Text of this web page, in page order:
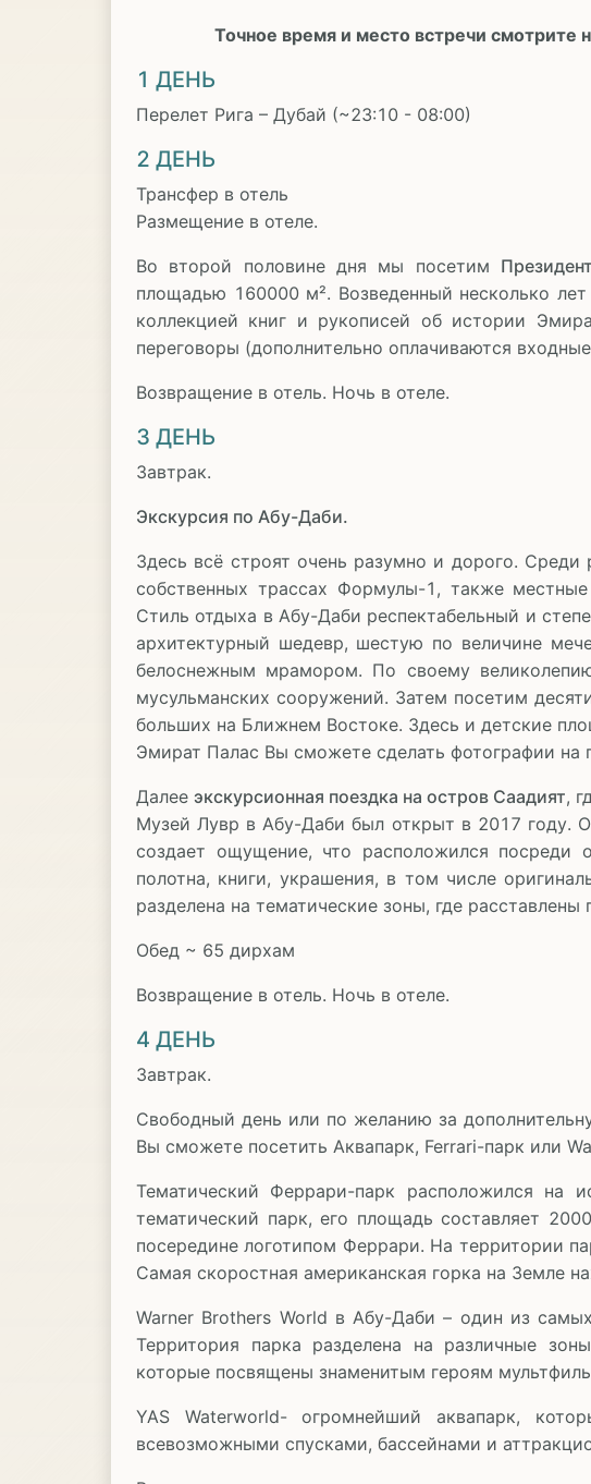
Точное время и место встречи смотрите
1 ДЕНЬ
Перелет Рига – Дубай (~23:10 - 08:00)
2 ДЕНЬ
Трансфер в отель
Размещение в отеле.
Во второй половине дня мы посетим
площадью 160000 м². Возведенный несколько
коллекцией книг и рукописей об истории
переговоры (дополнительно оплачиваются
Возвращение в отель. Ночь в отеле.
3 ДЕНЬ
Завтрак.
Экскурсия по Абу-Даби.
Здесь всё строят очень разумно и дорого.
собственных трассах Формулы-1, также
Стиль отдыха в Абу-Даби респектабельный и
архитектурный шедевр, шестую по величине
белоснежным мрамором. По своему
мусульманских сооружений. Затем посетим
больших на Ближнем Востоке. Здесь и детские
Эмират Палас Вы сможете сделать фотографии на
Далее экскурсионная поездка на остров Саадият,
Музей Лувр в Абу-Даби был открыт в 2017 году.
создает ощущение, что расположился посреди
полотна, книги, украшения, в том числе
разделена на тематические зоны, где расставлены
Обед ~ 65 дирхам
Возвращение в отель. Ночь в отеле.
4 ДЕНЬ
Завтрак.
Свободный день или по желанию за
Вы сможете посетить Аквапарк, Ferrari-парк или
Тематический Феррари-парк расположился на
тематический парк, его площадь составляет
посередине логотипом Феррари. На территории
Самая скоростная американская горка на Земле
Warner Brothers World в Абу-Даби – один из
Территория парка разделена на различные
которые посвящены знаменитым героям
YAS Waterworld- огромнейший аквапарк,
всевозможными спусками, бассейнами и